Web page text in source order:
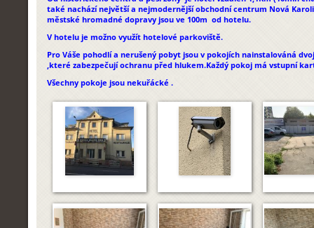
také nacházínejvětší a nejmodernější obchodní centrum Nová
městské hromadné dopravy jsou ve 100m od hotelu.
V hotelu je možno využít hotelové parkoviště.
Pro Váše pohodlí a nerušený pobyt jsou v pokojích nainstalováná
,které zabezpečují ochranu před hlukem.Každý pokoj má vstupní
Všechny pokoje jsou nekuřácké .